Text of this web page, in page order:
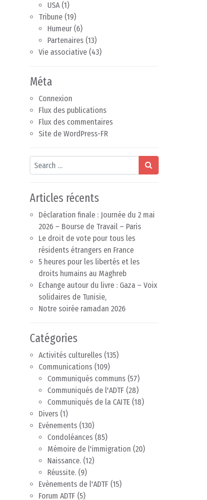
USA(1)
Tribune (19)
Humeur (6)
Partenaires (13)
Vie associative (43)
Méta
Connexion
Flux des publications
Flux des commentaires
Site de WordPress-FR
Search
Articles récents
Déclaration finale : Journée du 2 mai
2026 – Bourse de Travail – Paris
Le droit de vote pour tous les
résidents étrangers en France
5 heures pour les libertés et les
droits humains au Maghreb
Echange autour du livre : Gaza – Voix
solidaires de Tunisie,
Notre soirée ramadan 2026
Catégories
Activités culturelles (135)
Communications (109)
Communiqués communs (57)
Communiqués de l'ADTF (28)
Communiqués de la CAITE (18)
Divers (1)
Evénements (130)
Condoléances (85)
Mémoire de l'immigration (20)
Naissance. (12)
Réussite. (9)
Evènements de l'ADTF (15)
Forum ADTF (5)